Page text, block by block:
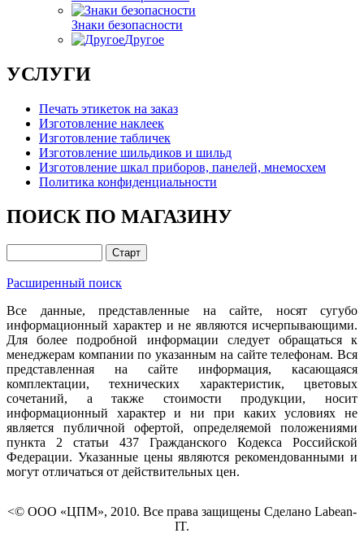
Знаки безопасности
Другое
УСЛУГИ
Печать этикеток на заказ
Изготовление наклеек
Изготовление табличек
Изготовление шильдиков и шильд
Изготовление шкал приборов, панелей, мнемосхем
Политика конфиденциальности
ПОИСК ПО МАГАЗИНУ
Расширенный поиск
Все данные, представленные на сайте, носят сугубо
информационный характер и не являются исчерпывающими.
Для более подробной информации следует обращаться к
менеджерам компании по указанным на сайте телефонам. Вся
представленная на сайте информация, касающаяся
комплектации, технических характеристик, цветовых
сочетаний, а также стоимости продукции, носит
информационный характер и ни при каких условиях не
является публичной офертой, определяемой положениями
пункта 2 статьи 437 Гражданского Кодекса Российской
Федерации. Указанные цены являются рекомендованными и
могут отличаться от действительных цен.
<© ООО «ЦПМ», 2010. Все права защищены Сделано Labean-
IT.